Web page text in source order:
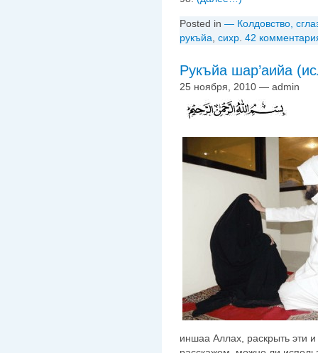
Posted in — Колдовство,
рукъйа сихр 42
Рукъйа шар’аийа
25 ноября, 2010 — admin
иншаа Аллах, раскрыть эти